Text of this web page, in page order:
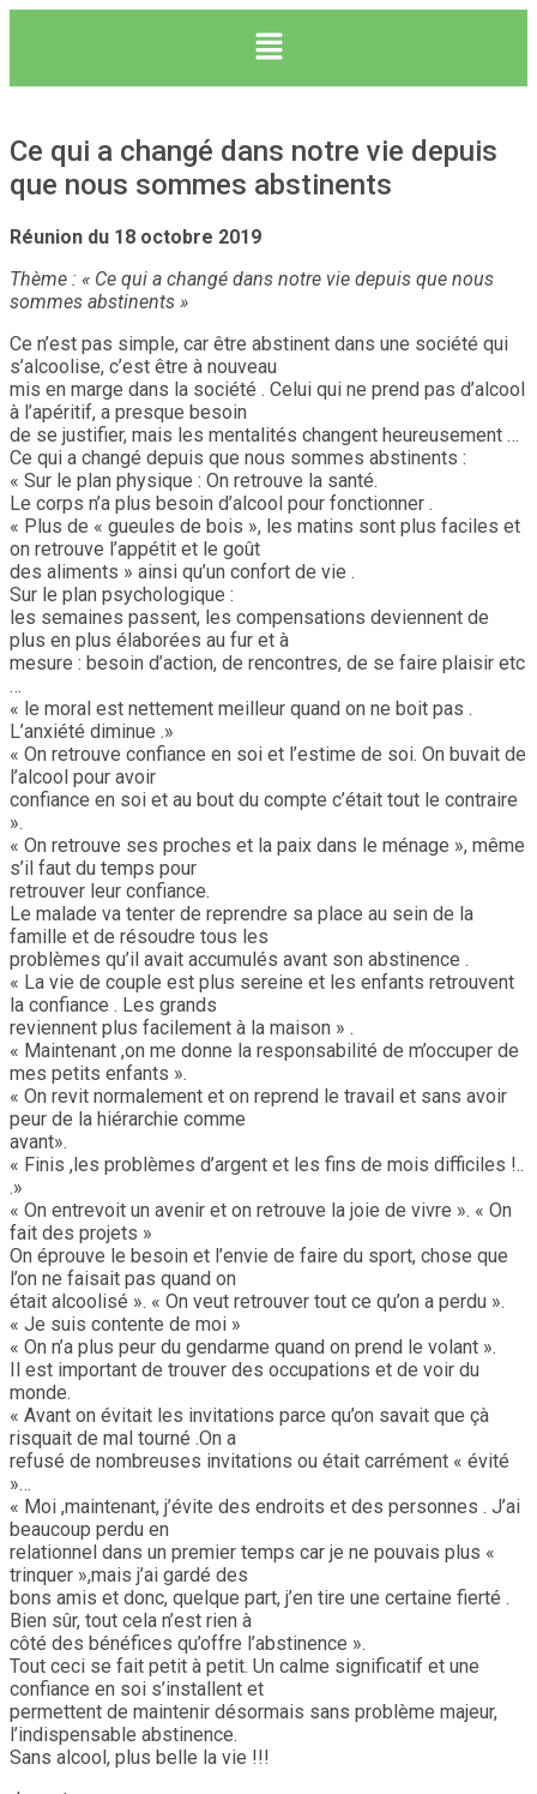
Ce qui a changé dans notre vie depuis
que nous sommes abstinents
Réunion du 18 octobre 2019
Thème : « Ce qui a changé dans notre vie depuis que nous
sommes abstinents »
Ce n’est pas simple, car être abstinent dans une société qui
s’alcoolise, c’est être à nouveau
mis en marge dans la société . Celui qui ne prend pas d’alcool
à l’apéritif, a presque besoin
de se justifier, mais les mentalités changent heureusement …
Ce qui a changé depuis que nous sommes abstinents :
« Sur le plan physique : On retrouve la santé.
Le corps n’a plus besoin d’alcool pour fonctionner .
« Plus de « gueules de bois », les matins sont plus faciles et
on retrouve l’appétit et le goût
des aliments » ainsi qu’un confort de vie .
Sur le plan psychologique :
les semaines passent, les compensations deviennent de
plus en plus élaborées au fur et à
mesure : besoin d’action, de rencontres, de se faire plaisir etc
…
« le moral est nettement meilleur quand on ne boit pas .
L’anxiété diminue .»
« On retrouve confiance en soi et l’estime de soi. On buvait de
l’alcool pour avoir
confiance en soi et au bout du compte c’était tout le contraire
».
« On retrouve ses proches et la paix dans le ménage », même
s’il faut du temps pour
retrouver leur confiance.
Le malade va tenter de reprendre sa place au sein de la
famille et de résoudre tous les
problèmes qu’il avait accumulés avant son abstinence .
« La vie de couple est plus sereine et les enfants retrouvent
la confiance . Les grands
reviennent plus facilement à la maison » .
« Maintenant ,on me donne la responsabilité de m’occuper de
mes petits enfants ».
« On revit normalement et on reprend le travail et sans avoir
peur de la hiérarchie comme
avant».
« Finis ,les problèmes d’argent et les fins de mois difficiles !..
.»
« On entrevoit un avenir et on retrouve la joie de vivre ». « On
fait des projets »
On éprouve le besoin et l’envie de faire du sport, chose que
l’on ne faisait pas quand on
était alcoolisé ». « On veut retrouver tout ce qu’on a perdu ».
« Je suis contente de moi »
« On n’a plus peur du gendarme quand on prend le volant ».
Il est important de trouver des occupations et de voir du
monde.
« Avant on évitait les invitations parce qu’on savait que çà
risquait de mal tourné .On a
refusé de nombreuses invitations ou était carrément « évité
»…
« Moi ,maintenant, j’évite des endroits et des personnes . J’ai
beaucoup perdu en
relationnel dans un premier temps car je ne pouvais plus «
trinquer »,mais j’ai gardé des
bons amis et donc, quelque part, j’en tire une certaine fierté .
Bien sûr, tout cela n’est rien à
côté des bénéfices qu’offre l’abstinence ».
Tout ceci se fait petit à petit. Un calme significatif et une
confiance en soi s’installent et
permettent de maintenir désormais sans problème majeur,
l’indispensable abstinence.
Sans alcool, plus belle la vie !!!